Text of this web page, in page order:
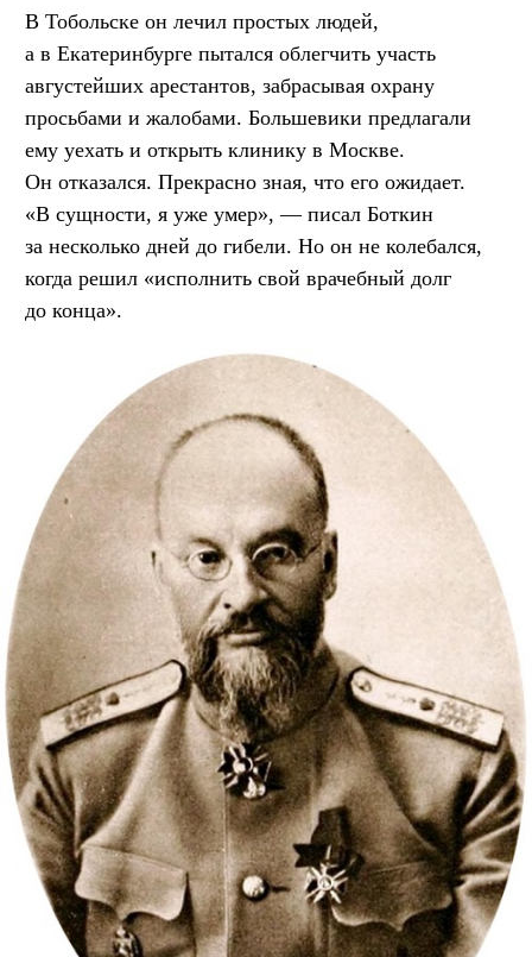
В Тобольске он лечил простых людей,
а в Екатеринбурге пытался облегчить участь
августейших арестантов, забрасывая охрану
просьбами и жалобами. Большевики предлагали
ему уехать и открыть клинику в Москве.
Он отказался. Прекрасно зная, что его ожидает.
«В сущности, я уже умер», — писал Боткин
за несколько дней до гибели. Но он не колебался,
когда решил «исполнить свой врачебный долг
до конца».